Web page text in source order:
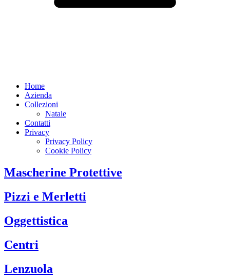
Home
Azienda
Collezioni
Natale
Contatti
Privacy
Privacy Policy
Cookie Policy
Mascherine Protettive
Pizzi e Merletti
Oggettistica
Centri
Lenzuola